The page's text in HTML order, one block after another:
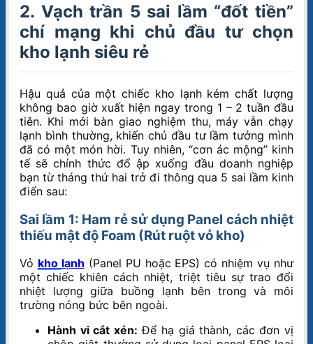
2. Vạch trần 5 sai lầm “đốt tiền”
chí mạng khi chủ đầu tư chọn
kho lạnh siêu rẻ
Hậu quả của một chiếc kho lạnh kém chất lượng
không bao giờ xuất hiện ngay trong 1 – 2 tuần đầu
tiên. Khi mới bàn giao nghiệm thu, máy vẫn chạy
lạnh bình thường, khiến chủ đầu tư lầm tưởng mình
đã có một món hời. Tuy nhiên, “cơn ác mộng” kinh
tế sẽ chính thức đổ ập xuống đầu doanh nghiệp
bạn từ tháng thứ hai trở đi thông qua 5 sai lầm kinh
điển sau:
Sai lầm 1: Ham rẻ sử dụng Panel cách nhiệt
thiếu mật độ Foam (Rút ruột vỏ kho)
Vỏ kho lạnh (Panel PU hoặc EPS) có nhiệm vụ như
một chiếc khiên cách nhiệt, triệt tiêu sự trao đổi
nhiệt lượng giữa buồng lạnh bên trong và môi
trường nóng bức bên ngoài.
Hành vi cắt xén: Để hạ giá thành, các đơn vị